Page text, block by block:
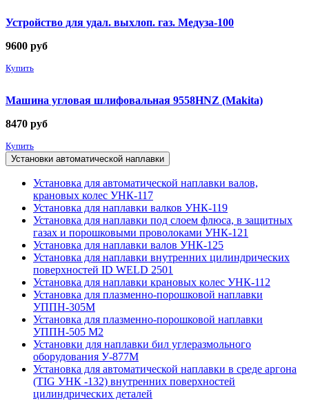
Устройство для удал. выхлоп. газ. Медуза-100
9600 руб
Купить
Машина угловая шлифовальная 9558HNZ (Makita)
8470 руб
Купить
Установки автоматической наплавки
Установка для автоматической наплавки валов,
крановых колес УНК-117
Установка для наплавки валков УНК-119
Установка для наплавки под слоем флюса, в защитных
газах и порошковыми проволоками УНК-121
Установка для наплавки валов УНК-125
Установка для наплавки внутренних цилиндрических
поверхностей ID WELD 2501
Установка для наплавки крановых колес УНК-112
Установка для плазменно-порошковой наплавки
УППН-305М
Установка для плазменно-порошковой наплавки
УППН-505 М2
Установки для наплавки бил углеразмольного
оборудования У-877М
Установка для автоматической наплавки в среде аргона
(TIG УНК -132) внутренних поверхностей
цилиндрических деталей